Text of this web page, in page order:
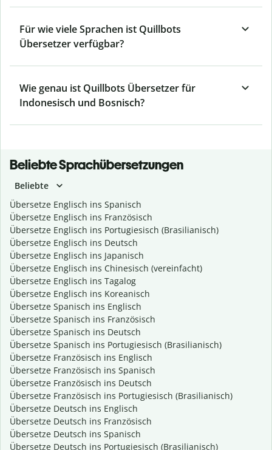
Für wie viele Sprachen ist Quillbots
Übersetzer verfügbar?
Wie genau ist Quillbots Übersetzer für
Indonesisch und Bosnisch?
Beliebte Sprachübersetzungen
Beliebte
Übersetze Englisch ins Spanisch
Übersetze Englisch ins Französisch
Übersetze Englisch ins Portugiesisch (Brasilianisch)
Übersetze Englisch ins Deutsch
Übersetze Englisch ins Japanisch
Übersetze Englisch ins Chinesisch (vereinfacht)
Übersetze Englisch ins Tagalog
Übersetze Englisch ins Koreanisch
Übersetze Spanisch ins Englisch
Übersetze Spanisch ins Französisch
Übersetze Spanisch ins Deutsch
Übersetze Spanisch ins Portugiesisch (Brasilianisch)
Übersetze Französisch ins Englisch
Übersetze Französisch ins Spanisch
Übersetze Französisch ins Deutsch
Übersetze Französisch ins Portugiesisch (Brasilianisch)
Übersetze Deutsch ins Englisch
Übersetze Deutsch ins Französisch
Übersetze Deutsch ins Spanisch
Übersetze Deutsch ins Portugiesisch (Brasilianisch)